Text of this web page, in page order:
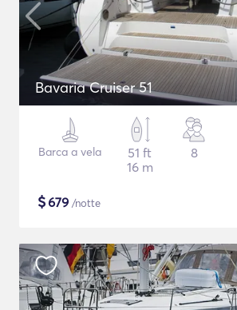
Bavaria Cruiser 51
Barca a vela
51 ft
16 m
8
$679 /notte